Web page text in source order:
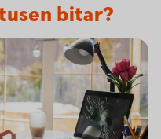
bitar?